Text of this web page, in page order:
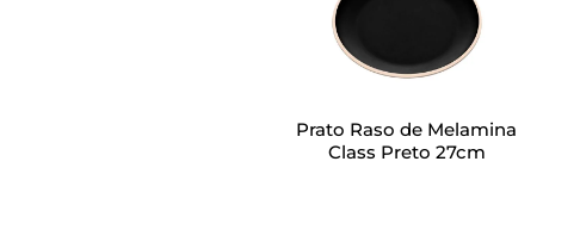
Prato Raso de Melamina
Class Preto 27cm